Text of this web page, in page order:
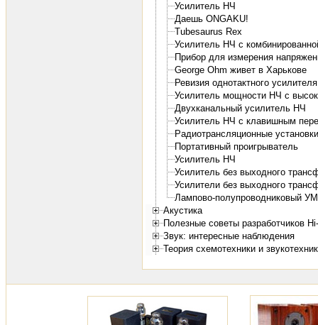
Усилитель НЧ
Даешь ONGAKU!
Tubesaurus Rex
Усилитель НЧ с
Прибор для измерения
George Ohm живет в Харькове
Ревизия однотактного
Усилитель мощности НЧ с
Двухканальный усилитель НЧ
Усилитель НЧ с клавишным
Радиотрансляционные
Портативный проигрыватель
Усилитель НЧ
Усилитель без выходного
Усилители без выходного
Лампово-полупроводниковый
Акустика
Полезные советы разработчиков
Звук: интересные наблюдения
Теория схемотехники и